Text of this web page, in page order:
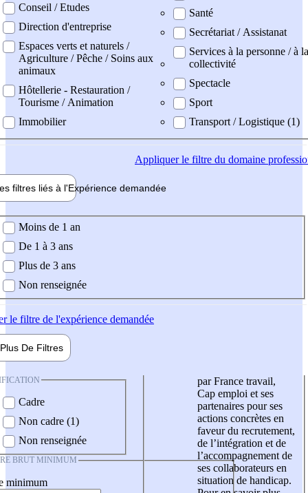
Conseil / Etudes
Direction d'entreprise
Espaces verts et naturels /
Agriculture / Pêche / Soins aux
animaux
Hôtellerie - Restauration /
Tourisme / Animation
Immobilier
Santé
Secrétariat / Assistanat
Services à la personne / à la
collectivité
Spectacle
Sport
Transport / Logistique (1)
Appliquerle filtre du domaine
filtres liés à l'Expérience demandée
demandée
Moins de 1 an
De 1 à 3 ans
Plus de 3 ans
Non renseignée
le filtre de l'expérience demandée
Plus De Filtres
Cadre
Non cadre (1)
Non renseignée
BRUT MINIMUM
minimum
par France travail,
Cap emploi et ses
partenaires pour ses
actions concrètes en
faveur du recrutement,
de l’intégration et de
l’accompagnement de
ses collaborateurs en
situation de handicap.